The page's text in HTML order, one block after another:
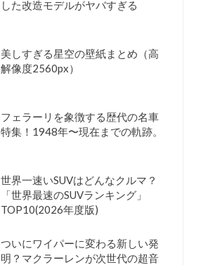
した改造モデルがヤバすぎる
美しすぎる星空の壁紙まとめ（高
解像度2560px）
フェラーリを象徴する歴代の名車
特集！1948年〜現在までの軌跡。
世界一速いSUVはどんなクルマ？
「世界最速のSUVランキング」
TOP10(2026年度版)
ついにワイパーに変わる新しい発
明？マクラーレンが次世代の超音